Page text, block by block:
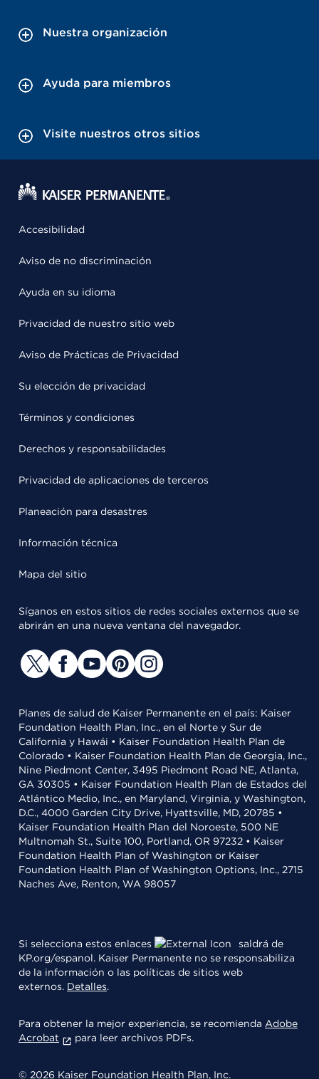
Nuestra organización
Ayuda para miembros
Visite nuestros otros sitios
Accesibilidad
Aviso de no discriminación
Ayuda en su idioma
Privacidad de nuestro sitio web
Aviso de Prácticas de Privacidad
Su elección de privacidad
Términos y condiciones
Derechos y responsabilidades
Privacidad de aplicaciones de terceros
Planeación para desastres
Información técnica
Mapa del sitio
Síganos en estos sitios de redes sociales externos que se
abrirán en una nueva ventana del navegador.
Planes de salud de Kaiser Permanente en el país: Kaiser
Foundation Health Plan, Inc., en el Norte y Sur de
California y Hawái • Kaiser Foundation Health Plan de
Colorado • Kaiser Foundation Health Plan de Georgia, Inc.,
Nine Piedmont Center, 3495 Piedmont Road NE, Atlanta,
GA 30305 • Kaiser Foundation Health Plan de Estados del
Atlántico Medio, Inc., en Maryland, Virginia, y Washington,
D.C., 4000 Garden City Drive, Hyattsville, MD, 20785 •
Kaiser Foundation Health Plan del Noroeste, 500 NE
Multnomah St., Suite 100, Portland, OR 97232 • Kaiser
Foundation Health Plan of Washington or Kaiser
Foundation Health Plan of Washington Options, Inc., 2715
Naches Ave, Renton, WA 98057
Si selecciona estos enlaces
saldrá de
KP.org/espanol. Kaiser Permanente no se responsabiliza
de la información o las políticas de sitios web
externos. Detalles.
Para obtener la mejor experiencia, se recomienda Adobe
Acrobat
para leer archivos PDFs.
© 2026 Kaiser Foundation Health Plan, Inc.